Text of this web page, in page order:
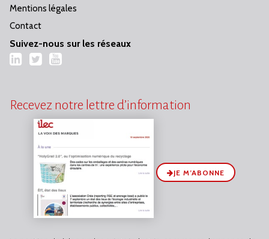
Mentions légales
Contact
Suivez-nous sur les réseaux
LinkedIn
TwitterYouTube
Recevez notre lettre d’information
JE M’ABONNE